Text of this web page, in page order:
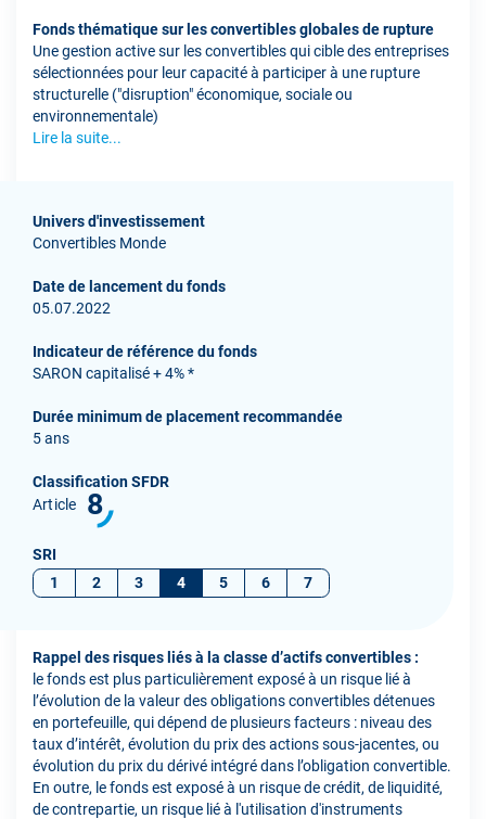
Fonds thématique sur les convertibles globales de rupture
Une gestion active sur les convertibles qui cible des entreprises
sélectionnées pour leur capacité à participer à une rupture
structurelle ("disruption" économique, sociale ou
environnementale)
Lire la suite...
Univers d'investissement
Convertibles Monde
Date de lancement du fonds
05.07.2022
Indicateur de référence du fonds
SARON capitalisé + 4% *
Durée minimum de placement recommandée
5 ans
Classification SFDR
Article
8
SRI
1
2 3 4 5 6 7
Rappel des risques liés à la classe d’actifs convertibles :
le fonds est plus particulièrement exposé à un risque lié à
l’évolution de la valeur des obligations convertibles détenues
en portefeuille, qui dépend de plusieurs facteurs : niveau des
taux d’intérêt, évolution du prix des actions sous-jacentes, ou
évolution du prix du dérivé intégré dans l’obligation convertible.
En outre, le fonds est exposé à un risque de crédit, de liquidité,
de contrepartie, un risque lié à l'utilisation d'instruments